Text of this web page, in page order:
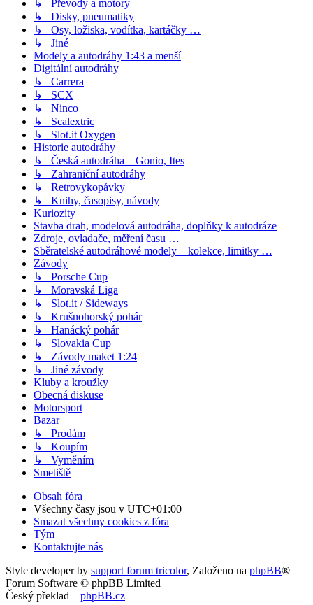
↳ Převody a motory
↳ Disky, pneumatiky
↳ Osy, ložiska, vodítka, kartáčky …
↳ Jiné
Modely a autodráhy 1:43 a menší
Digitální autodráhy
↳ Carrera
↳ SCX
↳ Ninco
↳ Scalextric
↳ Slot.it Oxygen
Historie autodráhy
↳ Česká autodráha – Gonio, Ites
↳ Zahraniční autodráhy
↳ Retrovykopávky
↳ Knihy, časopisy, návody
Kuriozity
Stavba drah, modelová autodráha, doplňky k autodráze
Zdroje, ovladače, měření času …
Sběratelské autodráhové modely – kolekce, limitky …
Závody
↳ Porsche Cup
↳ Moravská Liga
↳ Slot.it / Sideways
↳ Krušnohorský pohár
↳ Hanácký pohár
↳ Slovakia Cup
↳ Závody maket 1:24
↳ Jiné závody
Kluby a kroužky
Obecná diskuse
Motorsport
Bazar
↳ Prodám
↳ Koupím
↳ Vyměním
Smetiště
Obsah fóra
Všechny časy jsou v UTC+01:00
Smazat všechny cookies z fóra
Tým
Kontaktujte nás
Style developer by support forum tricolor, Založeno na phpBB®
Forum Software © phpBB Limited
Český překlad – phpBB.cz